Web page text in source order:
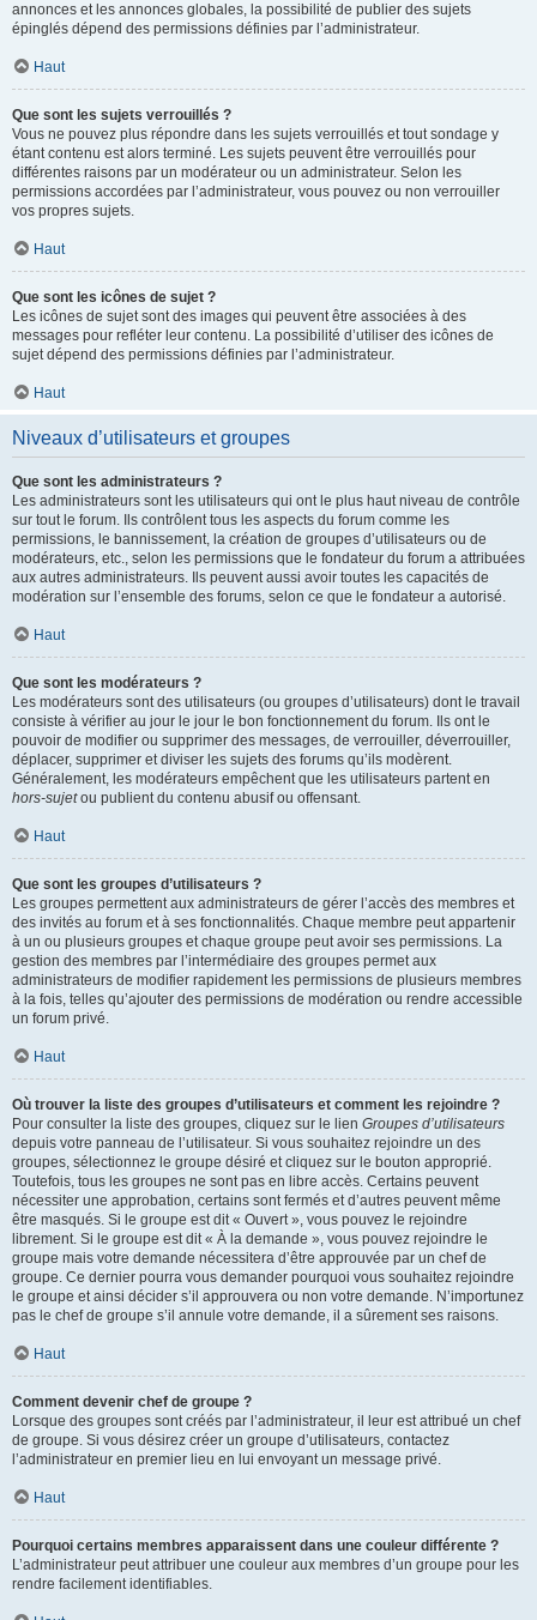
annonces et les annonces globales, la possibilité de publier des sujets
épinglés dépend des permissions définies par l’administrateur.
Haut
Que sont les sujets verrouillés ?
Vous ne pouvez plus répondre dans les sujets verrouillés et tout sondage y
étant contenu est alors terminé. Les sujets peuvent être verrouillés pour
différentes raisons par un modérateur ou un administrateur. Selon les
permissions accordées par l’administrateur, vous pouvez ou non verrouiller
vos propres sujets.
Haut
Que sont les icônes de sujet ?
Les icônes de sujet sont des images qui peuvent être associées à des
messages pour refléter leur contenu. La possibilité d’utiliser des icônes de
sujet dépend des permissions définies par l’administrateur.
Haut
Niveaux d’utilisateurs et groupes
Que sont les administrateurs ?
Les administrateurs sont les utilisateurs qui ont le plus haut niveau de contrôle
sur tout le forum. Ils contrôlent tous les aspects du forum comme les
permissions, le bannissement, la création de groupes d’utilisateurs ou de
modérateurs, etc., selon les permissions que le fondateur du forum a attribuées
aux autres administrateurs. Ils peuvent aussi avoir toutes les capacités de
modération sur l’ensemble des forums, selon ce que le fondateur a autorisé.
Haut
Que sont les modérateurs ?
Les modérateurs sont des utilisateurs (ou groupes d’utilisateurs) dont le travail
consiste à vérifier au jour le jour le bon fonctionnement du forum. Ils ont le
pouvoir de modifier ou supprimer des messages, de verrouiller, déverrouiller,
déplacer, supprimer et diviser les sujets des forums qu’ils modèrent.
Généralement, les modérateurs empêchent que les utilisateurs partent en
hors-sujetou publient du contenu abusif ou offensant.
Haut
Que sont les groupes d’utilisateurs ?
Les groupes permettent aux administrateurs de gérer l’accès des membres et
des invités au forum et à ses fonctionnalités. Chaque membre peut appartenir
à un ou plusieurs groupes et chaque groupe peut avoir ses permissions. La
gestion des membres par l’intermédiaire des groupes permet aux
administrateurs de modifier rapidement les permissions de plusieurs membres
à la fois, telles qu’ajouter des permissions de modération ou rendre accessible
un forum privé.
Haut
Où trouver la liste des groupes d’utilisateurs et comment les rejoindre ?
Pour consulter la liste des groupes, cliquez sur le lien Groupes d’utilisateurs
depuis votre panneau de l’utilisateur. Si vous souhaitez rejoindre un des
groupes, sélectionnez le groupe désiré et cliquez sur le bouton approprié.
Toutefois, tous les groupes ne sont pas en libre accès. Certains peuvent
nécessiter une approbation, certains sont fermés et d’autres peuvent même
être masqués. Si le groupe est dit « Ouvert », vous pouvez le rejoindre
librement. Si le groupe est dit « À la demande », vous pouvez rejoindre le
groupe mais votre demande nécessitera d’être approuvée par un chef de
groupe. Ce dernier pourra vous demander pourquoi vous souhaitez rejoindre
le groupe et ainsi décider s’il approuvera ou non votre demande. N’importunez
pas le chef de groupe s’il annule votre demande, il a sûrement ses raisons.
Haut
Comment devenir chef de groupe ?
Lorsque des groupes sont créés par l’administrateur, il leur est attribué un chef
de groupe. Si vous désirez créer un groupe d’utilisateurs, contactez
l’administrateur en premier lieu en lui envoyant un message privé.
Haut
Pourquoi certains membres apparaissent dans une couleur différente ?
L’administrateur peut attribuer une couleur aux membres d’un groupe pour les
rendre facilement identifiables.